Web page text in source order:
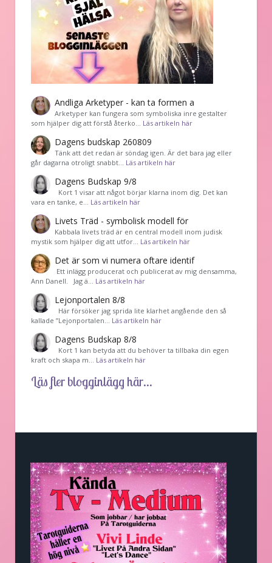
Andliga Arketyper - kan ta formen a
Arketyper kan fungera som symboliska inre gestalter
som hjälper dig att förstå återko… Läs artikeln här
Dagens budskap 260809
Tänk att det redan är söndag igen. Är det bara jag eller
går dagarna otroligt snabbt… Läs artikeln här
Dagens Budskap 9/8
Kort 1 visar att något börjar klarna inom dig. Det kan
vara en tanke, e… Läs artikeln här
Livets Träd - symbolisk modell för
Kabbala livets träd är en central modell inom judisk
mystik som hjälper dig att utfor… Läs artikeln här
Det är som vi numera oftare identif
͏ Ett inlägg producerat och publicerat av mig densamma,
Ann Danell. Jag ä… Läs artikeln här
Lejonportalen 8/8
Här försöker jag sprida lite klarhet angående den så
kallade ”Lejonportalen… Läs artikeln här
Dagens Budskap 8/8
Kort 1 kan betyda att du behöver ta tillbaka din egen
kraft och skapa m… Läs artikeln här
Läs fler blogginlägg här...